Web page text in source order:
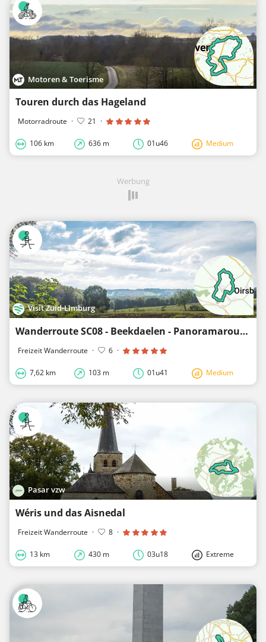
Motoren & Toerisme
Touren durch das Hageland
Motorradroute · 21 ·
106 km 636 m 01u46 Medium
Werbung
Visit Zuid-Limburg
Wanderroute SC08 - Beekdaelen - Panoramaroute
Freizeit Wanderroute · 6 ·
7,62 km 103 m 01u41 Medium
Pasar vzw
Wéris und das Aisnedal
Freizeit Wanderroute · 8 ·
13 km 430 m 03u18 Extreme